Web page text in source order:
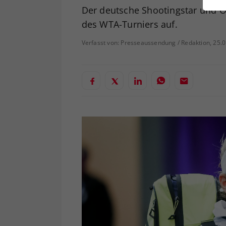
Der deutsche Shootingstar und
des WTA-Turniers auf.
Verfasst von: Presseaussendung / Redaktion,